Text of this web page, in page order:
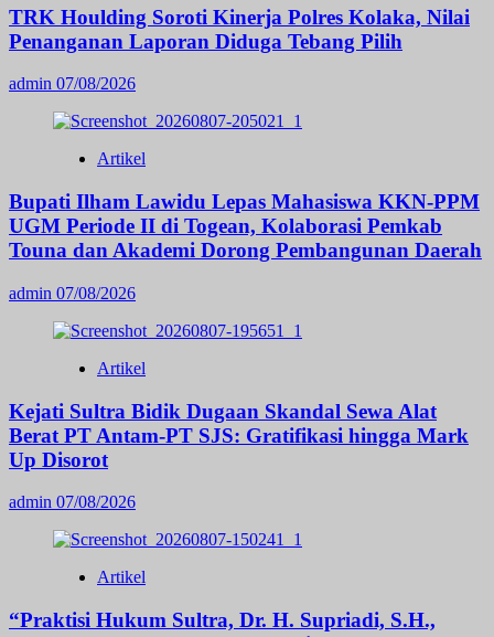
TRK Houlding Soroti Kinerja Polres Kolaka, Nilai
Penanganan Laporan Diduga Tebang Pilih
admin 07/08/2026
Artikel
Bupati Ilham Lawidu Lepas Mahasiswa KKN-PPM
UGM Periode II di Togean, Kolaborasi Pemkab
Touna dan Akademi Dorong Pembangunan Daerah
admin 07/08/2026
Artikel
Kejati Sultra Bidik Dugaan Skandal Sewa Alat
Berat PT Antam-PT SJS: Gratifikasi hingga Mark
Up Disorot
admin 07/08/2026
Artikel
“Praktisi Hukum Sultra, Dr. H. Supriadi, S.H.,